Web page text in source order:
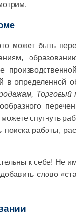
может быть
в определенной
Торговый
спугнуть
поиска работы,
к себе! Не
слово